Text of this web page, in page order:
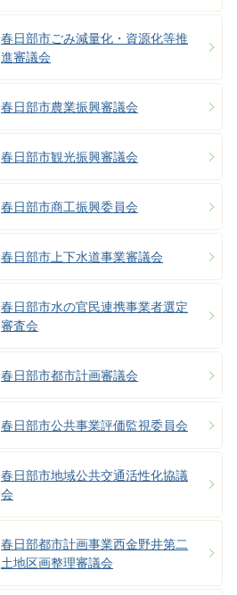
春日部市ごみ減量化・資源化等推
進審議会
春日部市農業振興審議会
春日部市観光振興審議会
春日部市商工振興委員会
春日部市上下水道事業審議会
春日部市水の官民連携事業者選定
審査会
春日部市都市計画審議会
春日部市公共事業評価監視委員会
春日部市地域公共交通活性化協議
会
春日部都市計画事業西金野井第二
土地区画整理審議会